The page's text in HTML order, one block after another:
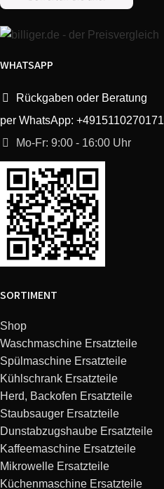
WHATSAPP
Rückgaben oder Beratung
per WhatsApp: +4915110270171
Mo-Fr: 9:00 - 16:00 Uhr
SORTIMENT
Shop
Waschmaschine Ersatzteile
Spülmaschine Ersatzteile
Kühlschrank Ersatzteile
Herd, Backofen Ersatzteile
Staubsauger Ersatzteile
Dunstabzugshaube Ersatzteile
Kaffeemaschine Ersatzteile
Mikrowelle Ersatzteile
Küchenmaschine Ersatzteile